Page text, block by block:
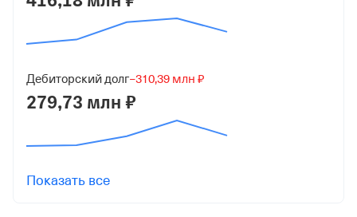
ИНН
ОГРН
от 28 ноября 2017
КПП
Дебиторский долг−310,39 млн ₽
279,73 млн ₽
Показать все